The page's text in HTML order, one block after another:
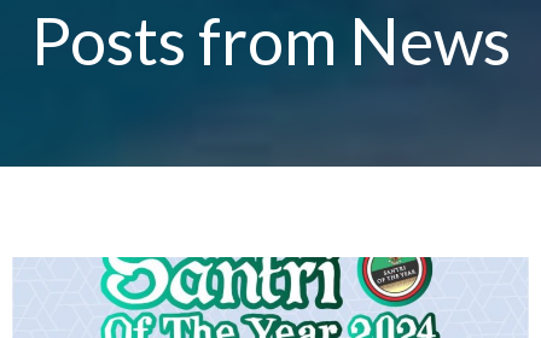
Posts from News